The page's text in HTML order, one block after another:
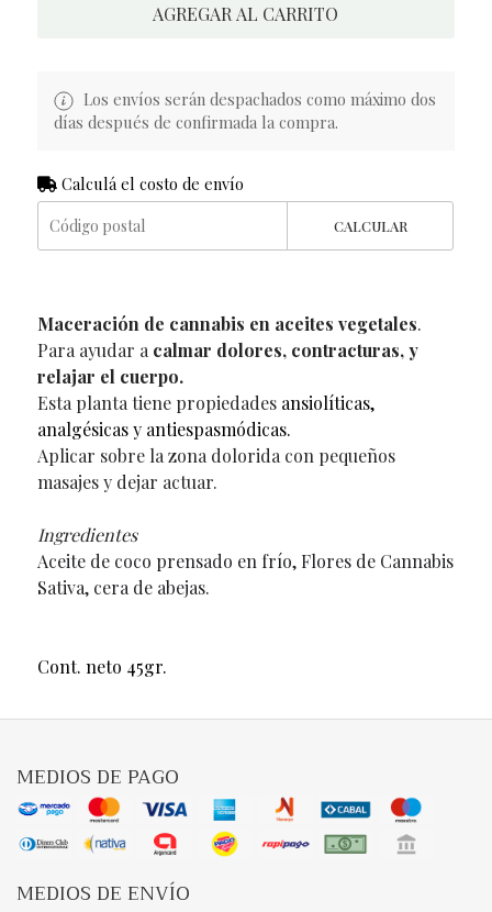
AGREGAR AL CARRITO
Los envíos serán despachados como máximo dos
días después de confirmada la compra.
Calculá el costo de envío
CALCULAR
Maceración de cannabis en aceites vegetales.
Para ayudar acalmar dolores, contracturas, y
relajar el cuerpo.
Esta planta tiene propiedades ansiolíticas,
analgésicas y antiespasmódicas.
Aplicar sobre la zona dolorida con pequeños
masajes y dejar actuar.
Ingredientes
Aceite de coco prensado en frío, Flores de Cannabis
Sativa, cera de abejas.
Cont. neto 45gr.
MEDIOS DE PAGO
MEDIOS DE ENVÍO